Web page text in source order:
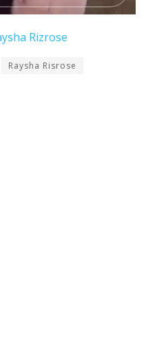
Rizrose
Raysha Risrose